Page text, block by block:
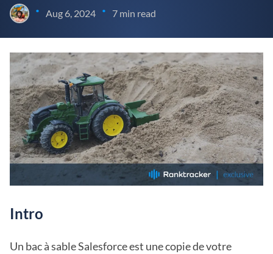
• Aug 6, 2024 • 7 min read
Intro
Un bac à sable Salesforce est une copie de votre